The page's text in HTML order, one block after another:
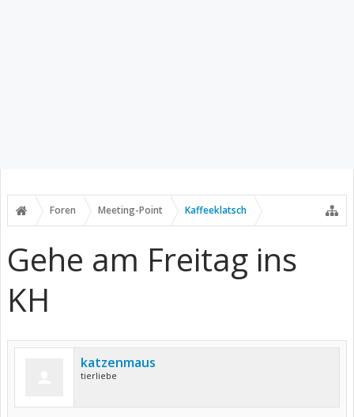
Foren Meeting-Point Kaffeeklatsch
Gehe am Freitag ins
KH
katzenmaus
tierliebe